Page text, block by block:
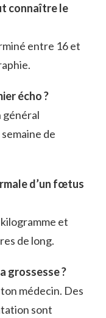
connaître le
entre 16 et
écho ?
général
de
d’un fœtus
et
de long.
grossesse ?
médecin. Des
sont